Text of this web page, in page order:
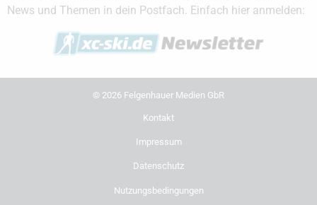
News und Themen in dein Postfach. Einfach hier anmelden:
© 2026 Felgenhauer Medien GbR
Kontakt
Impressum
Datenschutz
Nutzungsbedingungen